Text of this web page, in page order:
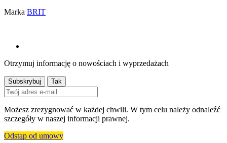
Marka BRIT
Otrzymuj informację o nowościach i wyprzedażach
Możesz zrezygnować w każdej chwili. W tym celu należy odnaleźć
szczegóły w naszej informacji prawnej.
Odstąp od umowy